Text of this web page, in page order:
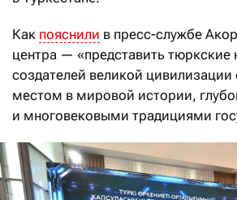
Как пояснили в пресс-службе
центра — «представить тюркские
создателей великой
местом в мировой истории,
и многовековыми традициями